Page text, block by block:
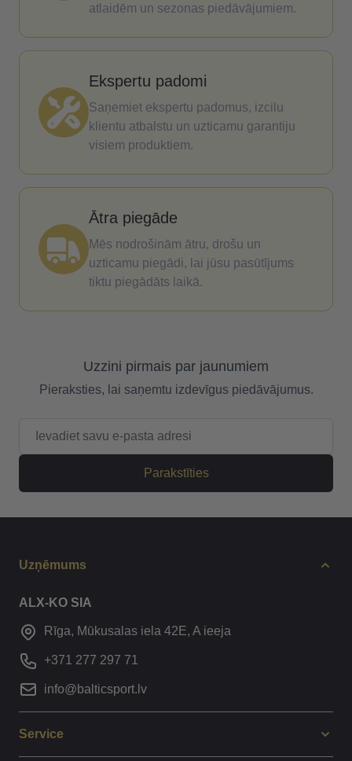
atlaidēm un sezonas piedāvājumiem.
Ekspertu padomi
Saņemiet ekspertu padomus, izcilu
klientu atbalstu un uzticamu garantiju
visiem produktiem.
Ātra piegāde
Mēs nodrošinām ātru, drošu un
uzticamu piegādi, lai jūsu pasūtījums
tiktu piegādāts laikā.
Uzzini pirmais par jaunumiem
Pieraksties, lai saņemtu izdevīgus piedāvājumus.
Parakstīties
Uzņēmums
ALX-KO SIA
Rīga, Mūkusalas iela 42E, A ieeja
+371 277 297 71
info@balticsport.lv
Service